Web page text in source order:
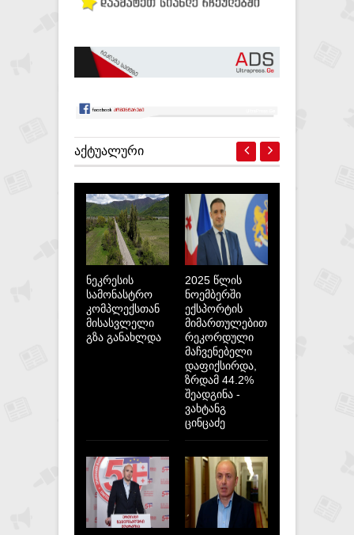
ᲐᲥᲢᲣᲐᲚᲣᲠᲘ
ნეკრესის
სამონასტრო
კომპლექსთან
მისასვლელი
გზა განახლდა
2025 წლის
ნოემბერში
ექსპორტის
მიმართულებით
რეკორდული
მაჩვენებელი
დაფიქსირდა,
ზრდამ 44.2%
შეადგინა -
ვახტანგ
ცინცაძე